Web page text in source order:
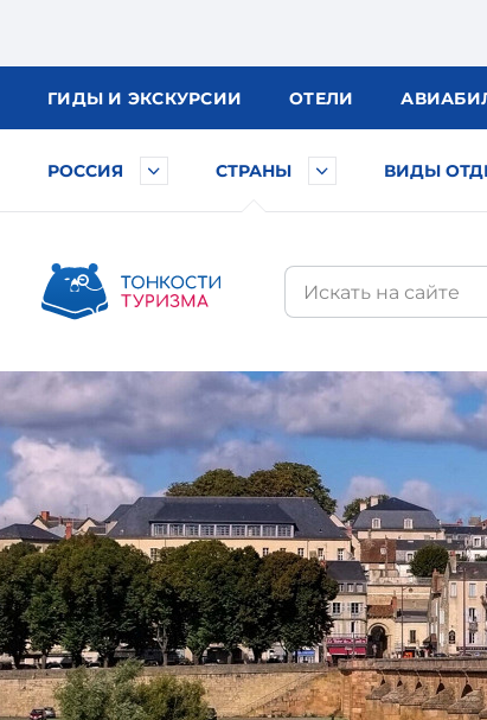
ГИДЫ И ЭКСКУРСИИ ОТЕЛИ АВИА
РОССИЯ СТРАНЫ ВИДЫ